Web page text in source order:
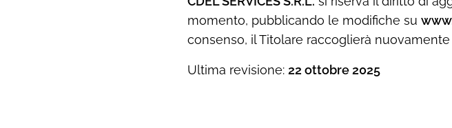
momento, pubblicando le modifiche su
consenso, il Titolare raccoglierà
Ultima revisione: 22 ottobre 2025